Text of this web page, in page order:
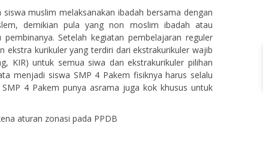
muslim melaksanakan ibadah bersama dengan
demikian pula yang non moslim ibadah atau
Setelah kegiatan pembelajaran reguler
ekstra kurikuler yang terdiri dari ekstrakurikuler wajib
KIR) untuk semua siwa dan ekstrakurikuler pilihan
menjadi siswa SMP 4 Pakem fisiknya harus selalu
4 Pakem punya asrama juga kok khusus untuk
aturan zonasi pada PPDB